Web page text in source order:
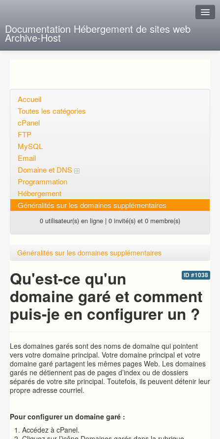
Documentation Hébergement de sites web
Archive-Host
Questions ouvertes
Voulez-vous vous inscrire?
Connexion
Accueil
Toutes les catégories
cPanel
FTP
MySQL
Email
Domaine et DNS
Programmation
Hébergement
Généralités sur les domaines supplémentaires
0 utilisateur(s) en ligne | 0 invité(s) et 0 membre(s)
Généralités sur les domaines supplémentaires
ID #1038
Qu'est-ce qu'un
domaine garé et comment
puis-je en configurer un ?
Les domaines garés sont des noms de domaine qui pointent
vers votre domaine principal. Votre domaine principal et votre
domaine garé partagent les mêmes pages Web. Les domaines
garés ne détiennent pas de pages d’index ou de dossiers
séparés de votre site principal. Toutefois, ils peuvent détenir leur
propre adresse courriel.
Pour configurer un domaine garé :
Accédez à cPanel.